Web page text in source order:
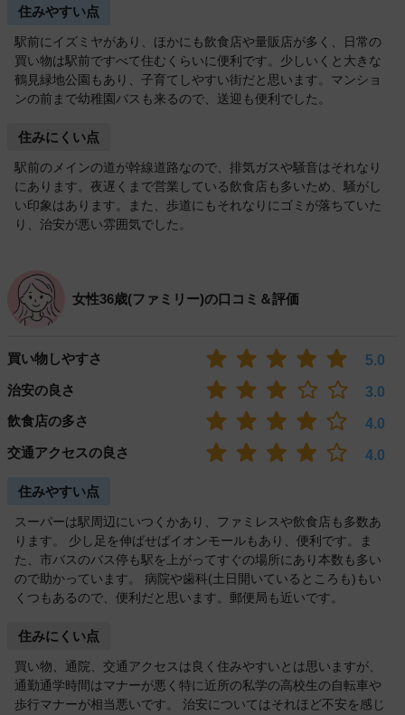
住みやすい点
駅前にイズミヤがあり、ほかにも飲食店や量販店が多く、日常の
買い物は駅前ですべて住むくらいに便利です。少しいくと大きな
鶴見緑地公園もあり、子育てしやすい街だと思います。マンショ
ンの前まで幼稚園バスも来るので、送迎も便利でした。
住みにくい点
駅前のメインの道が幹線道路なので、排気ガスや騒音はそれなり
にあります。夜遅くまで営業している飲食店も多いため、騒がし
い印象はあります。また、歩道にもそれなりにゴミが落ちていた
り、治安が悪い雰囲気でした。
女性36歳(ファミリー)の口コミ＆評価
買い物しやすさ
5.0
治安の良さ
3.0
飲食店の多さ
4.0
交通アクセスの良さ
4.0
住みやすい点
スーパーは駅周辺にいつくかあり、ファミレスや飲食店も多数あ
ります。 少し足を伸ばせばイオンモールもあり、便利です。ま
た、市バスのバス停も駅を上がってすぐの場所にあり本数も多い
ので助かっています。 病院や歯科(土日開いているところも)もい
くつもあるので、便利だと思います。郵便局も近いです。
住みにくい点
買い物、通院、交通アクセスは良く住みやすいとは思いますが、
通勤通学時間はマナーが悪く特に近所の私学の高校生の自転車や
歩行マナーが相当悪いです。 治安についてはそれほど不安を感じ